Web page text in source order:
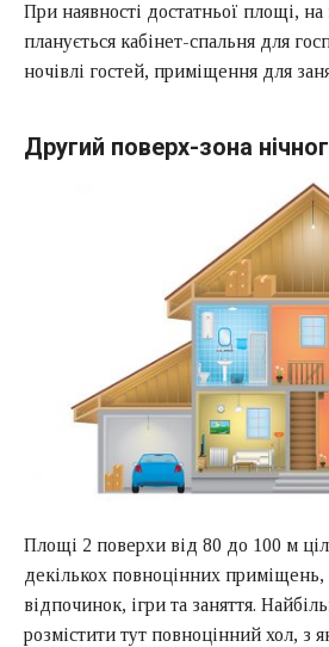
При наявності достатньої площі,
планується кабінет-спальня для
ночівлі гостей, приміщення для
Другий поверх-зона
Площі 2 поверхи від 80 до 100 м
декількох повноцінних
відпочинок, ігри та заняття.
розмістити тут повноцінний хол, з